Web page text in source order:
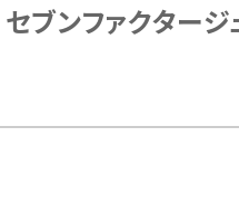
ブンファクタージ